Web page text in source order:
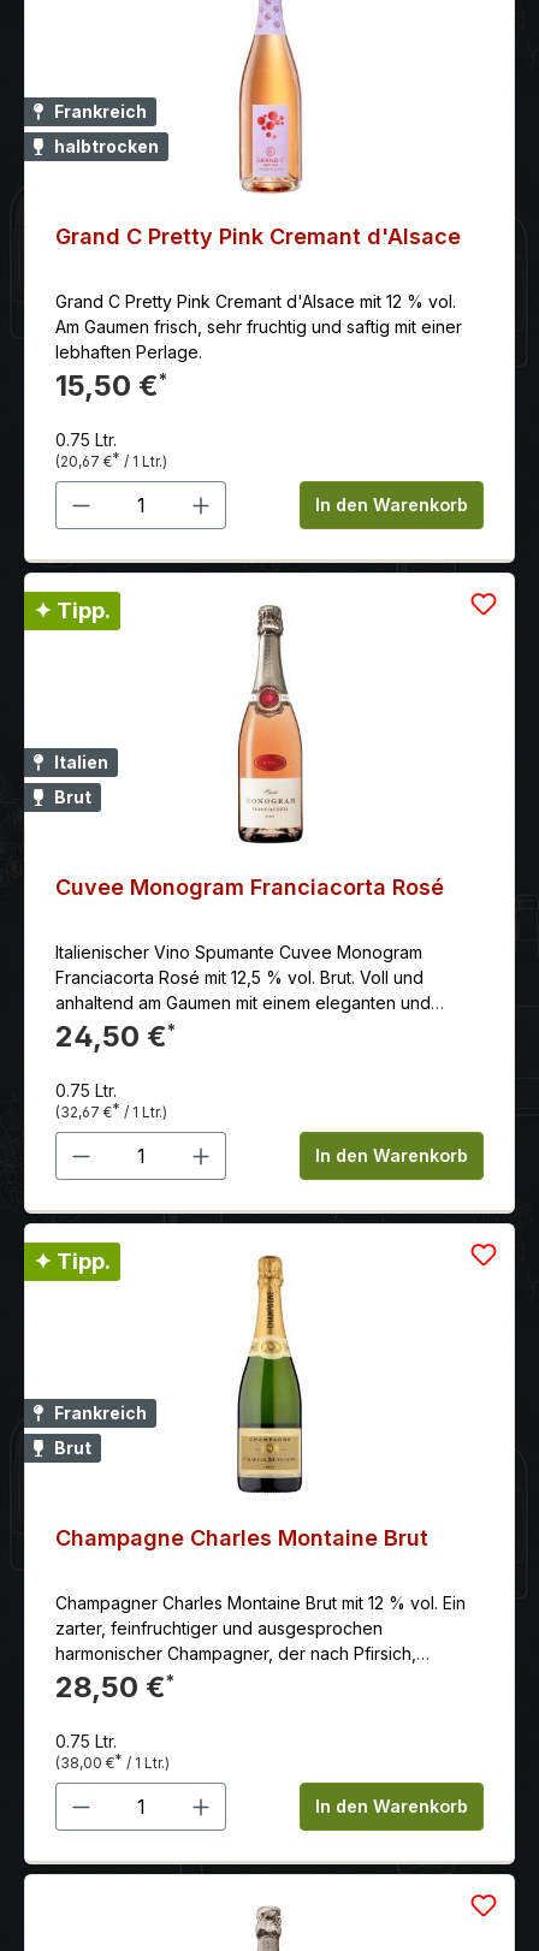
Frankreich
halbtrocken
Grand C Pretty Pink Cremant d'Alsace
Grand C Pretty Pink Cremant d'Alsace mit 12 % vol.
Am Gaumen frisch, sehr fruchtig und saftig mit einer
lebhaften Perlage.
15,50 €*
0.75 Ltr.
(20,67 €* / 1 Ltr.)
Produkt Anzahl: Gib denIn den Warenkorb
✦ Tipp.
Italien
Brut
Cuvee Monogram Franciacorta Rosé
Italienischer Vino Spumante Cuvee Monogram
Franciacorta Rosé mit 12,5 % vol. Brut. Voll und
anhaltend am Gaumen mit einem eleganten und
harmonischen Geschmack von roten Früchten und
wilden Beeren.
24,50 €*
0.75 Ltr.
(32,67 €* / 1 Ltr.)
Produkt Anzahl: Gib denIn den Warenkorb
✦ Tipp.
Frankreich
Brut
Champagne Charles Montaine Brut
Champagner Charles Montaine Brut mit 12 % vol. Ein
zarter, feinfruchtiger und ausgesprochen
harmonischer Champagner, der nach Pfirsich,
taufrischen Rosen und frischen Toast duftet.
28,50 €*
0.75 Ltr.
(38,00 €* / 1 Ltr.)
Produkt Anzahl: Gib denIn den Warenkorb